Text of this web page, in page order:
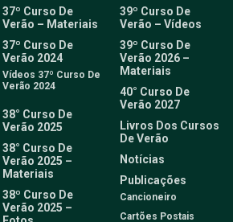
37º Curso De
Verão – Materiais
37º Curso De
Verão 2024
Vídeos 37º Curso De
Verão 2024
38° Curso De
Verão 2025
38° Curso De
Verão 2025 –
Materiais
38º Curso De
Verão 2025 –
39º Curso De
Verão – Vídeos
39º Curso De
Verão 2026 –
Materiais
40° Curso De
Verão 2027
Livros Dos Cursos
De Verão
Notícias
Publicações
Cancioneiro
Cartões Postais